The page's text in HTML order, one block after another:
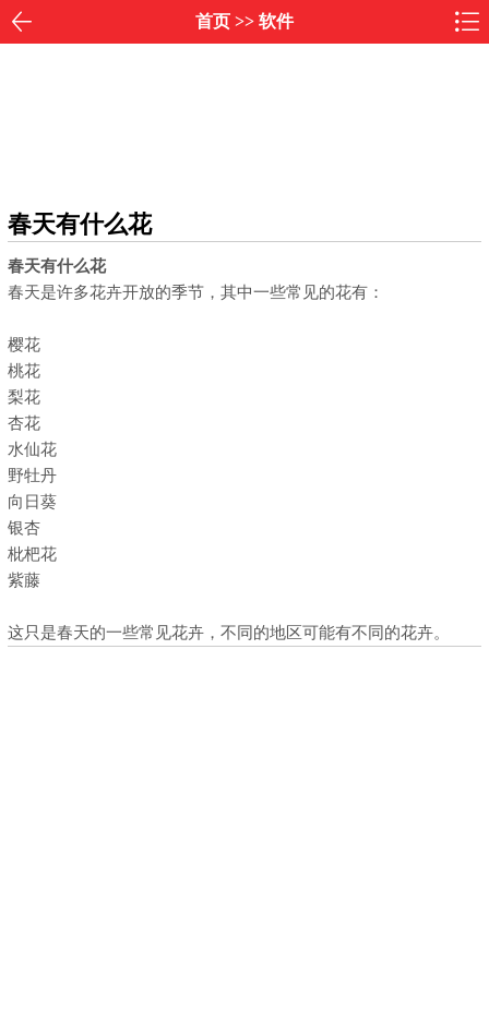
首页>> 软件
春天有什么花
春天有什么花
春天是许多花卉开放的季节，其中一些常见的花有：
樱花
桃花
梨花
杏花
水仙花
野牡丹
向日葵
银杏
枇杷花
紫藤
这只是春天的一些常见花卉，不同的地区可能有不同的花卉。